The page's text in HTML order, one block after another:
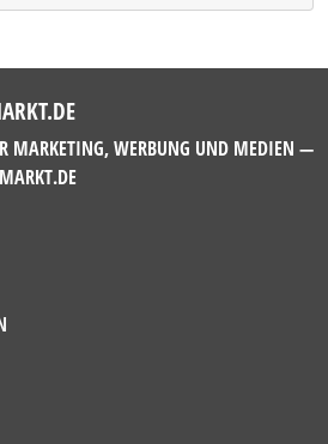
MARKETING, WERBUNG UND MEDIEN —